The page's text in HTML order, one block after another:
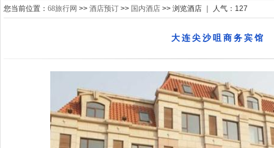
您当前位置： 68旅行网 >> 酒店预订 >> 国内酒店 >> 浏览酒店 ｜ 人气： 127
大连尖沙咀商务宾馆